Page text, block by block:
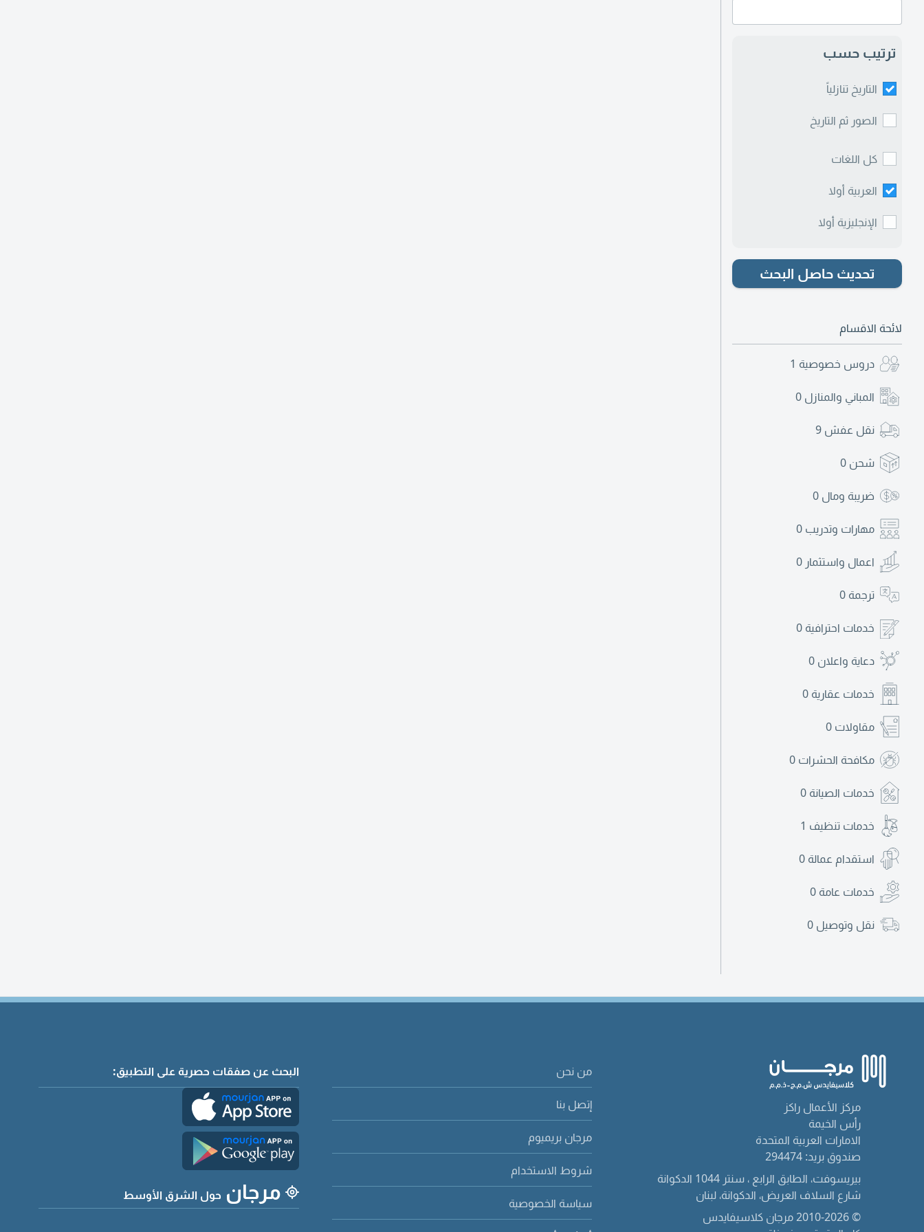
ترتيب حسب
التاريخ تنازلياً
الصور ثم التاريخ
كل اللغات
العربية أولا
الإنجليزية أولا
تحديث حاصل البحث
لائحة الاقسام
دروس خصوصية 1
المباني والمنازل 0
نقل عفش 9
شحن 0
ضريبة ومال 0
مهارات وتدريب 0
اعمال واستثمار 0
ترجمة 0
خدمات احترافية 0
دعاية واعلان 0
خدمات عقارية 0
مقاولات 0
مكافحة الحشرات 0
خدمات الصيانة 0
خدمات تنظيف 1
استقدام عمالة 0
خدمات عامة 0
نقل وتوصيل 0
مركز الأعمال راكز
رأس الخيمة
الامارات العربية المتحدة
صندوق بريد: 294474
بيريسوفت، الطابق الرابع ، سنتر 1044 الدكوانة
شارع السلاف العريض، الدكوانة، لبنان
© 2010-2026 مرجان كلاسيفايدس
من نحن
إتصل بنا
مرجان بريميوم
شروط الاستخدام
سياسة الخصوصية
البحث عن صفقات حصرية على التطبيق:
مرجان حول الشرق الأوسط